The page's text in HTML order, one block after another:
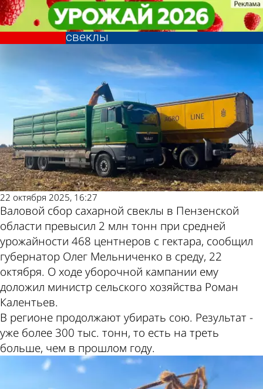
Губернатор: В регионе собрали
более 2 млн тонн сахарной
свеклы
Экономика
22 октября 2025, 16:27
Валовой сбор сахарной свеклы в Пензенской
области превысил 2 млн тонн при средней
урожайности 468 центнеров с гектара, сообщил
губернатор Олег Мельниченко в среду, 22
октября. О ходе уборочной кампании ему
доложил министр сельского хозяйства Роман
Калентьев.
В регионе продолжают убирать сою. Результат -
уже более 300 тыс. тонн, то есть на треть
больше, чем в прошлом году.
Губернатор: В регионе собрали
более 2 млн тонн сахарной
свеклы
Экономика
Другие новости
по теме
Погода и курсы
валют в Пензе